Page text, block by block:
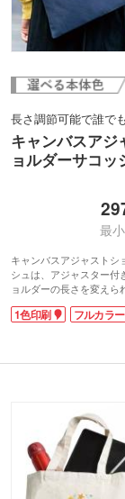
長さ調節可能で誰で
キャンバスアジ
ョルダーサコッ
最
キャンバスアジャストシ
シュは、アジャスター付
ョルダーの長さを変えら
ョルダーを短くして持ち
イルも可能なので、スタ
中身が飛び出しにくい安
料が多くなりがちなオー
や展示会でのノベルティ
ンプルな無地のデザイン
の印刷もよく映えます。
ので、オリジナルグッズ
もピッタリです。
1色印刷 フルカラ